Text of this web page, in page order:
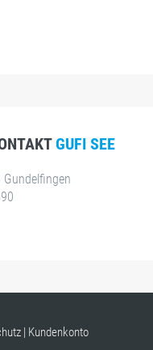
GUFI SEE
| Kundenkonto